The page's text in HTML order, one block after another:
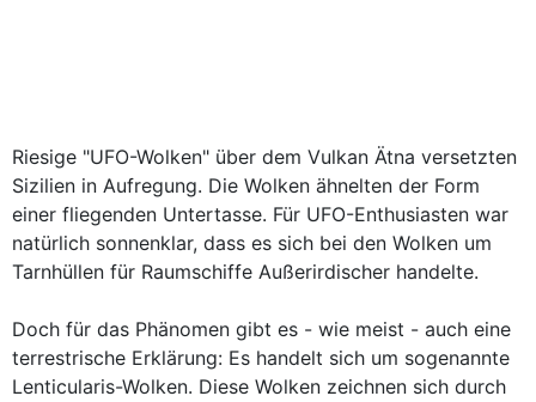
Riesige "UFO-Wolken" über dem Vulkan Ätna versetzten
Sizilien in Aufregung. Die Wolken ähnelten der Form
einer fliegenden Untertasse. Für UFO-Enthusiasten war
natürlich sonnenklar, dass es sich bei den Wolken um
Tarnhüllen für Raumschiffe Außerirdischer handelte.
Doch für das Phänomen gibt es - wie meist - auch eine
terrestrische Erklärung: Es handelt sich um sogenannte
Lenticularis-Wolken. Diese Wolken zeichnen sich durch